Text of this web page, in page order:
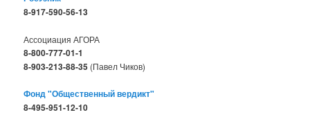
8-917-590-56-13
Ассоциация АГОРА
8-800-777-01-1
8-903-213-88-35 (Павел Чиков)
Фонд "Общественный вердикт"
8-495-951-12-10